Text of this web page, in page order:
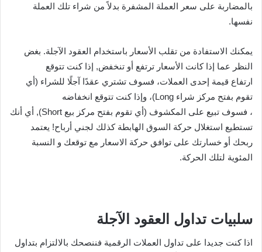
بالمضاربة على سعر العملة المشفرة بدلاً من شراء تلك العملة
نفسها.
يمكنك الاستفادة من تقلب الأسعار باستخدام العقود الآجلة. بغض
النظر عما إذا كانت الأسعار ترتفع أو تنخفض, إذا كنت تتوقع
ارتفاع قيمة إحدى العملات، فسوف تشتري عقدًا آجلًا للشراء (أي
تقوم بفتح مركز شراء Long)، وإذا كنت تتوقع انخفاضه
، فسوف تبيع على المكشوف (أي تقوم بفتح مركز بيع Short), أي أنك
تستطيع استغلال حركة السوق الهابطة كذلك لجني أرباح! يعتمد
ربحك أو خسارتك على توافق حركة الاسعار مع توقعك و النسبة
المئوية لتلك الحركة.
سلبيات تداول العقود الآجلة
اذا كنت جديدا على تداول العملات الرقمية فننصحك بالالتزام بتداول